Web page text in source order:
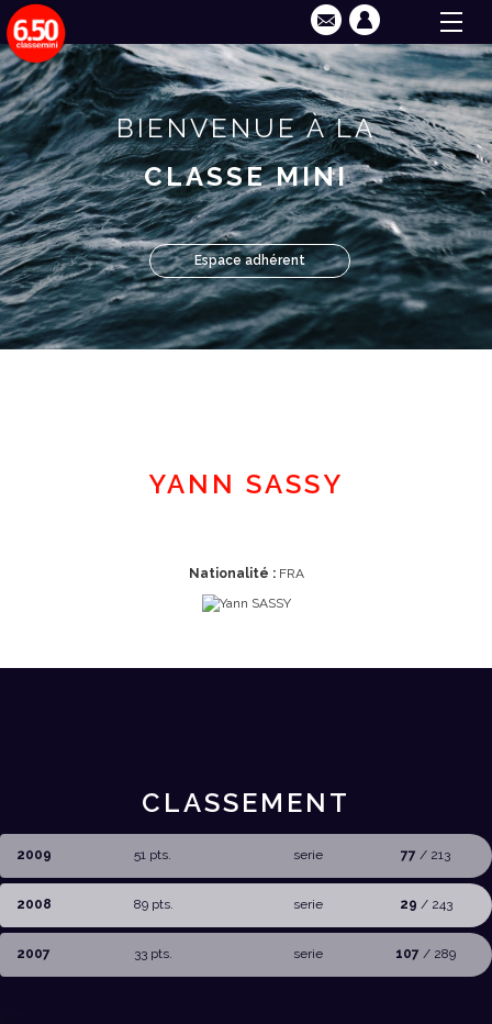
BIENVENUE À LA
CLASSE MINI
Espace adhérent
YANN SASSY
Nationalité :FRA
CLASSEMENT
2009 51 pts. serie 77 / 213
2008 89 pts. serie 29 / 243
2007 33 pts. serie 107 / 289